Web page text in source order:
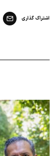
اشتراک گذاری